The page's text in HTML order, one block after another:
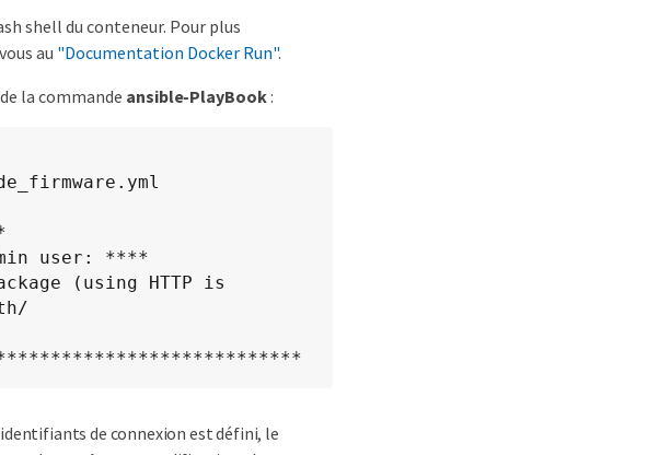
shell du conteneur. Pour plus
au "Documentation Docker Run".
la commande ansible-PlayBook:
user: ****
(using HTTP is
de connexion est défini, le